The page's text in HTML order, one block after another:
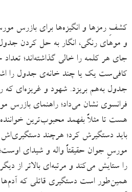
کشفِ رمزها و انگیزه‌ها برای بازرس
و موهای رنگی، انگار به حل‌ کردن
جای هر کلمه را خالی گذاشته‌اند؛
کافی‌ست یک یا چند خانه‌ی جدول را
جدول به‌هم بریزد. شهود و غریزه‌ای که
فرانسوی نشان می‌داد؛ راهنمای بازرس
هست تا مثلاً بفهمد محبوب‌ترین
باید دستگیرش کرد؛ هرچند دستگیری‌اش
مورسِ جوان حقیقتاً واله و شیدای
را ستایش می‌کند و مرتبه‌ای بالاتر از
همین‌طور است دستگیری قاتلی که آدم‌ها